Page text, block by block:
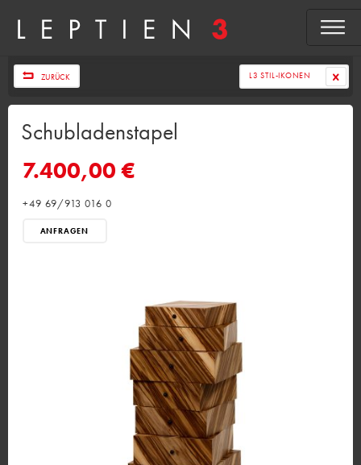
ZURÜCK L3 STIL-IKONEN
Schubladenstapel
7.400,00 €
+49 69/913 016 0
ANFRAGEN